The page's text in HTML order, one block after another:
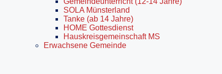
SOLA Münsterland
Tanke (ab 14 Jahre)
HOME Gottesdienst
Hauskreisgemeinschaft MS
Erwachsene Gemeinde